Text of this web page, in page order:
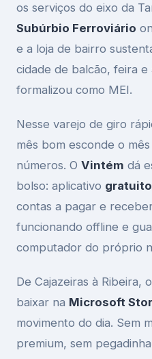
os serviços do eixo da
Subúrbio Ferroviário
e a loja de bairro
cidade de balcão, feira
formalizou como MEI.
Nesse varejo de giro
mês bom esconde o
números. O Vintém dá
bolso: aplicativo gratuito
contas a pagar e
funcionando offline e
computador do próprio
De Cajazeiras à Ribeira,
baixar na Microsoft
movimento do dia. Sem
premium, sem